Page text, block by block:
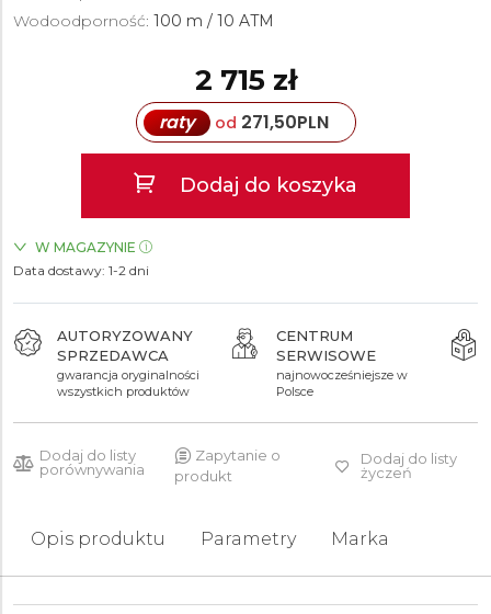
Wodoodporność: 100 m / 10 ATM
2 715 zł
raty od 271,50PLN
Dodaj do koszyka
W MAGAZYNIE
ZEGARKI.PL Sky Tower Wrocław
ZEGARKI.PL Manufaktura Łódź
TAK
ZEGARKI.PL Posnania Poznań
TAK
Data dostawy: 1-2 dni
AUTORYZOWANY
SPRZEDAWCA
gwarancja oryginalności
wszystkich produktów
CENTRUM
SERWISOWE
najnowocześniejsze w
Polsce
Dodaj do listy
porównywania
Zapytanie o
produkt
Dodaj do listy
życzeń
Opis produktu Parametry Marka